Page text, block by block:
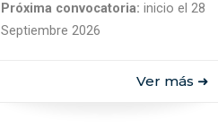
Próxima convocatoria: inicio el 28
Septiembre 2026
Ver más ➜